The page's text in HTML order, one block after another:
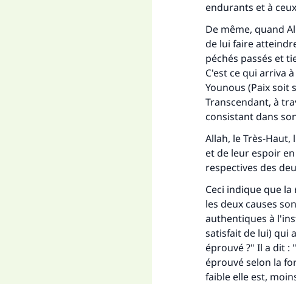
endurants et à
De même, quand
de lui faire
péchés passés et
C'est ce qui arriva
Younous (Paix soit
Transcendant, à
consistant dans
Allah, le Très-
et de leur espoir
respectives des
Ceci indique que
les deux causes
authentiques à
satisfait de lui) qui
éprouvé ?" Il a dit :
éprouvé selon la
faible elle est,